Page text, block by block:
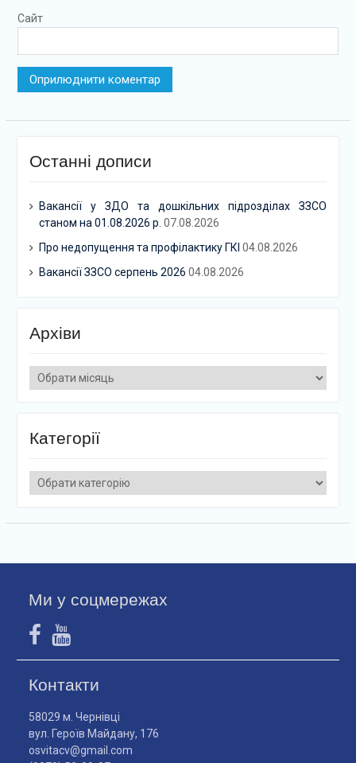
Сайт
Останні дописи
Вакансії у ЗДО та дошкільних підрозділах ЗЗСО
станом на 01.08.2026 р. 07.08.2026
Про недопущення та профілактику ГКІ 04.08.2026
Вакансії ЗЗСО серпень 2026 04.08.2026
Архіви
Архіви
Категорії
Категорії
Ми у соцмережах
Контакти
58029 м. Чернівці
вул. Героїв Майдану, 176
osvitacv@gmail.com